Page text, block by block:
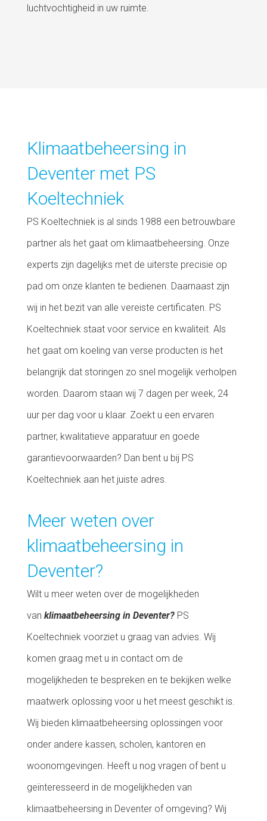
luchtvochtigheid in uw ruimte.
Klimaatbeheersing in
Deventer met PS
Koeltechniek
PS Koeltechniek is al sinds 1988 een betrouwbare
partner als het gaat om klimaatbeheersing. Onze
experts zijn dagelijks met de uiterste precisie op
pad om onze klanten te bedienen. Daarnaast zijn
wij in het bezit van alle vereiste certificaten. PS
Koeltechniek staat voor service en kwaliteit. Als
het gaat om koeling van verse producten is het
belangrijk dat storingen zo snel mogelijk verholpen
worden. Daarom staan wij 7 dagen per week, 24
uur per dag voor u klaar. Zoekt u een ervaren
partner, kwalitatieve apparatuur en goede
garantievoorwaarden? Dan bent u bij PS
Koeltechniek aan het juiste adres.
Meer weten over
klimaatbeheersing in
Deventer?
Wilt u meer weten over de mogelijkheden
van klimaatbeheersing in Deventer? PS
Koeltechniek voorziet u graag van advies. Wij
komen graag met u in contact om de
mogelijkheden te bespreken en te bekijken welke
maatwerk oplossing voor u het meest geschikt is.
Wij bieden klimaatbeheersing oplossingen voor
onder andere kassen, scholen, kantoren en
woonomgevingen. Heeft u nog vragen of bent u
geïnteresseerd in de mogelijkheden van
klimaatbeheersing in Deventer of omgeving? Wij